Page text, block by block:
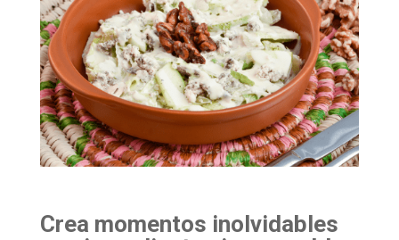
Crea momentos inolvidables